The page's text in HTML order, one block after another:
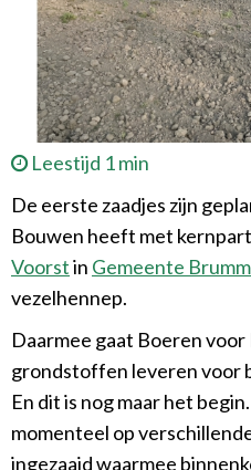
Leestijd 1 min
De eerste zaadjes zijn
Bouwen heeft met
Voorstin Gemeente
vezelhennep.
Daarmee gaat Boeren
grondstoffen leveren voor
En dit is nog maar het
momenteel op
ingezaaid waarmee